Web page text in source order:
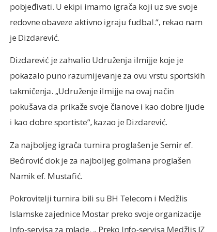
pobjeđivati. U ekipi imamo igrača koji uz sve svoje
redovne obaveze aktivno igraju fudbal.“, rekao nam
je Dizdarević.
Dizdarević je zahvalio Udruženja ilmijje koje je
pokazalo puno razumijevanje za ovu vrstu sportskih
takmičenja. „Udruženje ilmijje na ovaj način
pokušava da prikaže svoje članove i kao dobre ljude
i kao dobre sportiste“, kazao je Dizdarević.
Za najboljeg igrača turnira proglašen je Semir ef.
Bećirović dok je za najboljeg golmana proglašen
Namik ef. Mustafić.
Pokrovitelji turnira bili su BH Telecom i Medžlis
Islamske zajednice Mostar preko svoje organizacije
Info-servisa za mlade. „ Preko Info-servisa Medžlis IZ